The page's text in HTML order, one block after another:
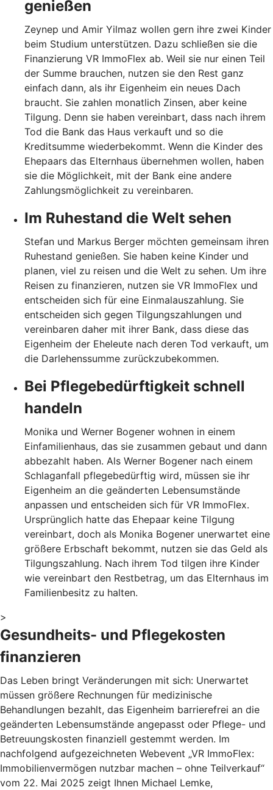
genießen
Zeynep und Amir Yilmaz wollen gern ihre zwei Kinder
beim Studium unterstützen. Dazu schließen sie die
Finanzierung VR ImmoFlex ab. Weil sie nur einen Teil
der Summe brauchen, nutzen sie den Rest ganz
einfach dann, als ihr Eigenheim ein neues Dach
braucht. Sie zahlen monatlich Zinsen, aber keine
Tilgung. Denn sie haben vereinbart, dass nach ihrem
Tod die Bank das Haus verkauft und so die
Kreditsumme wiederbekommt. Wenn die Kinder des
Ehepaars das Elternhaus übernehmen wollen, haben
sie die Möglichkeit, mit der Bank eine andere
Zahlungsmöglichkeit zu vereinbaren.
Im Ruhestand die Welt sehen
Stefan und Markus Berger möchten gemeinsam ihren
Ruhestand genießen. Sie haben keine Kinder und
planen, viel zu reisen und die Welt zu sehen. Um ihre
Reisen zu finanzieren, nutzen sie VR ImmoFlex und
entscheiden sich für eine Einmalauszahlung. Sie
entscheiden sich gegen Tilgungszahlungen und
vereinbaren daher mit ihrer Bank, dass diese das
Eigenheim der Eheleute nach deren Tod verkauft, um
die Darlehenssumme zurückzubekommen.
Bei Pflegebedürftigkeit schnell
handeln
Monika und Werner Bogener wohnen in einem
Einfamilienhaus, das sie zusammen gebaut und dann
abbezahlt haben. Als Werner Bogener nach einem
Schlaganfall pflegebedürftig wird, müssen sie ihr
Eigenheim an die geänderten Lebensumstände
anpassen und entscheiden sich für VR ImmoFlex.
Ursprünglich hatte das Ehepaar keine Tilgung
vereinbart, doch als Monika Bogener unerwartet eine
größere Erbschaft bekommt, nutzen sie das Geld als
Tilgungszahlung. Nach ihrem Tod tilgen ihre Kinder
wie vereinbart den Restbetrag, um das Elternhaus im
Familienbesitz zu halten.
>
Gesundheits- und Pflegekosten
finanzieren
Das Leben bringt Veränderungen mit sich: Unerwartet
müssen größere Rechnungen für medizinische
Behandlungen bezahlt, das Eigenheim barrierefrei an die
geänderten Lebensumstände angepasst oder Pflege- und
Betreuungskosten finanziell gestemmt werden. Im
nachfolgend aufgezeichneten Webevent „VR ImmoFlex:
Immobilienvermögen nutzbar machen – ohne Teilverkauf“
vom 22. Mai 2025 zeigt Ihnen Michael Lemke,